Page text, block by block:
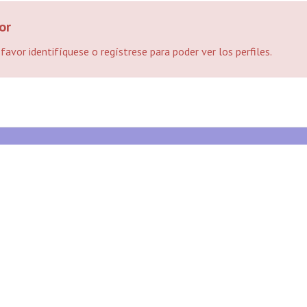
identifíquese o regístrese para poder ver los perfiles.